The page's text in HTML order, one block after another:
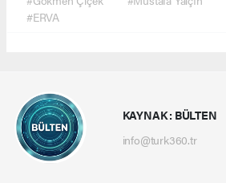
#ERVA
KAYNAK : BÜLTEN
info@turk360.tr